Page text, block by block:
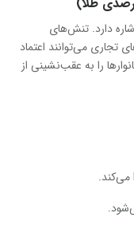
دارد. تنش‌های
تجاری می‌توانند اعتماد
را به عقب‌نشینی از
می‌کند.